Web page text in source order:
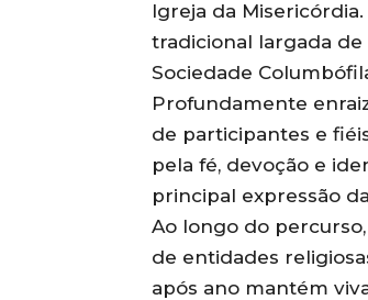
Igreja da
tradicional largada de
Sociedade
Profundamente
de participantes e
pela fé, devoção e
principal expressão
Ao longo do
de entidades
após ano mantém